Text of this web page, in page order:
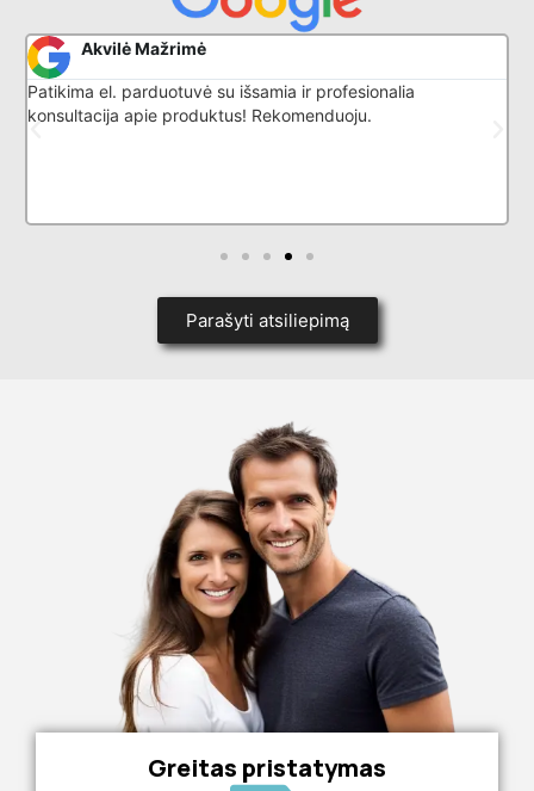
Akvilė Mažrimė
Patikima el. parduotuvė su išsamia ir profesionalia
konsultacija apie produktus! Rekomenduoju.
Parašyti atsiliepimą
Greitas pristatymas